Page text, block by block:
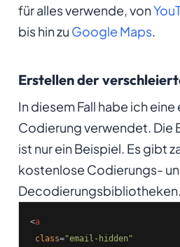
für alles verwende, von
bis hin zu Google Maps.
Erstellen der
In diesem Fall habe ich
Codierung verwendet.
ist nur ein Beispiel. Es gibt
kostenlose Codierungs-
Decodierungsbibliotheken.
<a
class="email-hidden"